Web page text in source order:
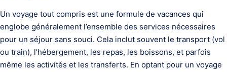
Un voyage tout compris est une formule de vacances qui
englobe généralement l’ensemble des services nécessaires
pour un séjour sans souci. Cela inclut souvent le transport (vol
ou train), l’hébergement, les repas, les boissons, et parfois
même les activités et les transferts. En optant pour un voyage